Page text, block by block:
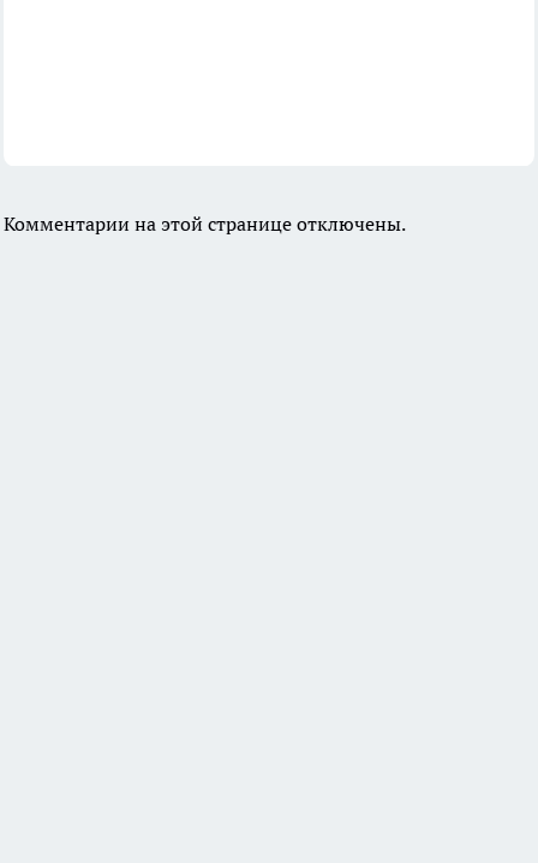
Комментарии на этой странице отключены.